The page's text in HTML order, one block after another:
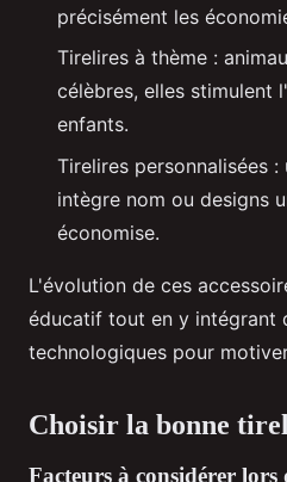
précisément les
Tirelires à thème :
célèbres, elles stimulent
enfants.
Tirelires personnalisées
intègre nom ou designs
économise.
L'évolution de ces
éducatif tout en y intégrant
technologiques pour
Choisir la bonne
Facteurs à considérer lors